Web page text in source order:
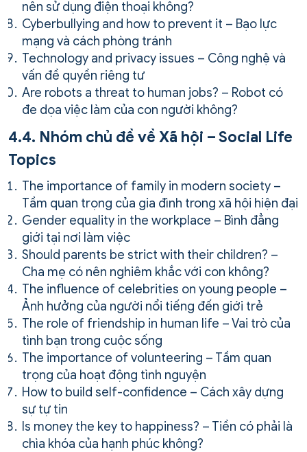
nên sử dụng điện thoại không?
Cyberbullying and how to prevent it – Bạo lực
mạng và cách phòng tránh
Technology and privacy issues – Công nghệ và
vấn đề quyền riêng tư
Are robots a threat to human jobs? – Robot có
đe dọa việc làm của con người không?
4.4. Nhóm chủ đề về Xã hội – Social Life
Topics
The importance of family in modern society –
Tầm quan trọng của gia đình trong xã hội hiện đại
Gender equality in the workplace – Bình đẳng
giới tại nơi làm việc
Should parents be strict with their children? –
Cha mẹ có nên nghiêm khắc với con không?
The influence of celebrities on young people –
Ảnh hưởng của người nổi tiếng đến giới trẻ
The role of friendship in human life – Vai trò của
tình bạn trong cuộc sống
The importance of volunteering – Tầm quan
trọng của hoạt động tình nguyện
How to build self-confidence – Cách xây dựng
sự tự tin
Is money the key to happiness? – Tiền có phải là
chìa khóa của hạnh phúc không?